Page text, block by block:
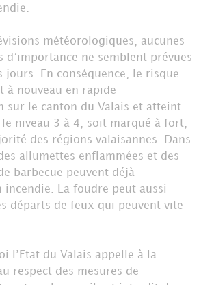
météorologiques, aucunes
d’importance ne semblent prévues
jours. En conséquence, le risque
à nouveau en rapide
sur le canton du Valais et atteint
niveau 3 à 4, soit marqué à fort,
des régions valaisannes. Dans
allumettes enflammées et des
barbecue peuvent déjà
incendie. La foudre peut aussi
départs de feux qui peuvent vite
l’Etat du Valais appelle à la
respect des mesures de